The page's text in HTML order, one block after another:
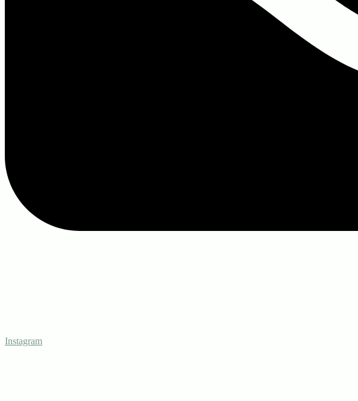
Instagram